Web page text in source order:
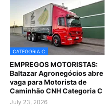
CATEGORIA C
EMPREGOS MOTORISTAS:
Baltazar Agronegócios abre
vaga para Motorista de
Caminhão CNH Categoria C
July 23, 2026